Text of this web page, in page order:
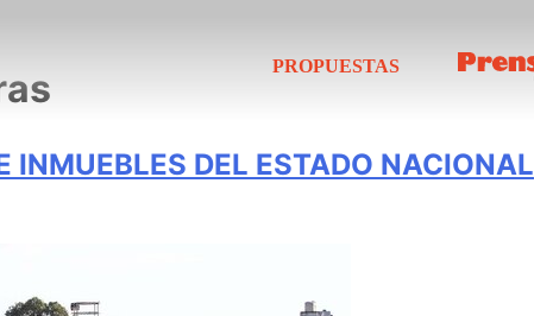
PROPUESTAS
INMUEBLES DEL ESTADO NACIONAL